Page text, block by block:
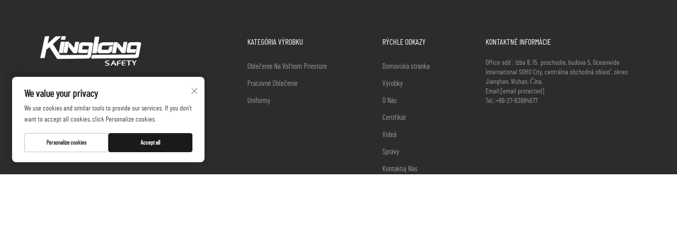
KATEGÓRIA VÝROBKU
Oblečenie Na Voľnom Priestore
Pracovné Oblečenie
Uniformy
RÝCHLE ODKAZY
Domovská stránka
Výrobky
O Nás
Certifikát
Videá
Správy
Kontaktuj Nás
KONTAKTNÉ INFORMÁCIE
Office add : Izba 8, 15. poschodie, budova 5, Oceanwide
International SOHO City, centrálna obchodná oblasť, okres
Jianghan, Wuhan, Čína.
Email: [email protected]
Tel.:+86-27-83884677
We value your privacy
We use cookies and similar tools to provide our services. If you don't
want to accept all cookies, click Personalize cookies.
Personalize cookies Accept all